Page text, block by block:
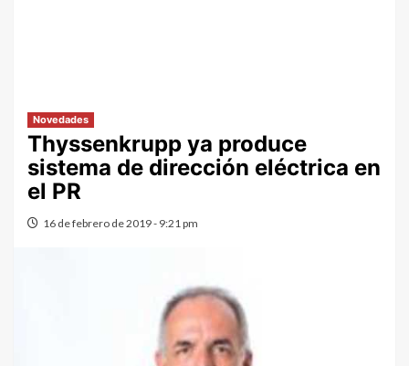
Novedades
Thyssenkrupp ya produce
sistema de dirección eléctrica en
el PR
16 de febrero de 2019 - 9:21 pm